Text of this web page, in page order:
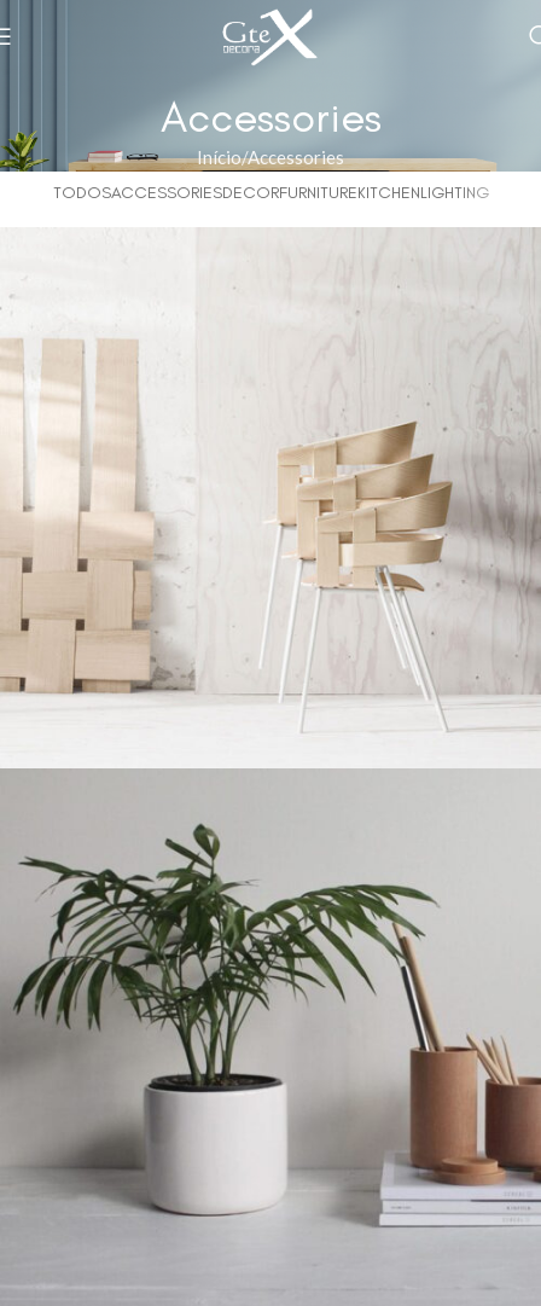
Accessories
Início Accessories
TODOSACCESSORIESDECORFURNITUREKITCHENLIGHTING
Imperdiet mauris a nontin